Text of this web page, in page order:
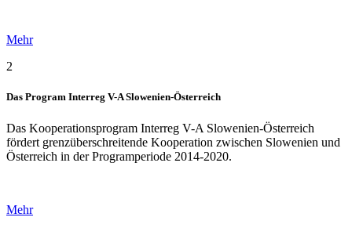
Mehr
2
Das Program Interreg V-A Slowenien-Österreich
Das Kooperationsprogram Interreg V-A Slowenien-Österreich
fördert grenzüberschreitende Kooperation zwischen Slowenien und
Österreich in der Programperiode 2014-2020.
Mehr